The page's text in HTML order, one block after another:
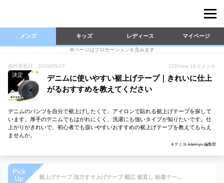
メンズ キッズ レディース マイページ
本ページはプロモーションを含みます
最終更新日：2026/05/17 228View 18 コメント
決定
デニムに使いやすい裾上げテープ｜きれいに仕上
がるおすすめを教えてください
デニムのパンツを自分で裾上げしたくて、アイロンで貼れる裾上げテープを探して
います。厚手のデニムでもはがれにくく、洗濯にも強いタイプが知りたいです。仕
上がりがきれいで、初心者でも扱いやすいおすすめの裾上げテープを教えてもらえ
ませんか。
キテミヨ-kitemiyo-編集部
Pick
Up
裾上げテープ 強力すそ上げテープ 幅広 裾直し 粘着テープ 剥がれにくい アイロン 布 接着剤 簡単 接着 洗濯可能 学生服 作業着 ボトム ズボン デニム スーツ すそあげテープ 強力 裾上げ 裾直しテープ すそあげ ズボンすそあげテープ 裾あげテープ 超強力テープ